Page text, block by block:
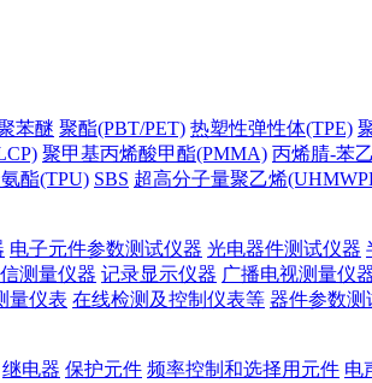
苯醚 聚酯(PBT/PET) 热塑性弹性体(TPE)
聚甲基丙烯酸甲酯(PMMA) 丙烯腈-苯
酯(TPU) SBS 超高分子量聚乙烯
电子元件参数测试仪器 光电器件测试仪器
测量仪器 记录显示仪器 广播电视测量仪
量仪表 在线检测及控制仪表等 器件参数测
继电器 保护元件 频率控制和选择用元件 电